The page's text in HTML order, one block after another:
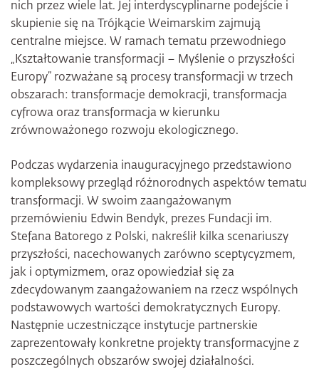
nich przez wiele lat. Jej interdyscyplinarne podejście i
skupienie się na Trójkącie Weimarskim zajmują
centralne miejsce. W ramach tematu przewodniego
„Kształtowanie transformacji – Myślenie o przyszłości
Europy” rozważane są procesy transformacji w trzech
obszarach: transformacje demokracji, transformacja
cyfrowa oraz transformacja w kierunku
zrównoważonego rozwoju ekologicznego.
Podczas wydarzenia inauguracyjnego przedstawiono
kompleksowy przegląd różnorodnych aspektów tematu
transformacji. W swoim zaangażowanym
przemówieniu Edwin Bendyk, prezes Fundacji im.
Stefana Batorego z Polski, nakreślił kilka scenariuszy
przyszłości, nacechowanych zarówno sceptycyzmem,
jak i optymizmem, oraz opowiedział się za
zdecydowanym zaangażowaniem na rzecz wspólnych
podstawowych wartości demokratycznych Europy.
Następnie uczestniczące instytucje partnerskie
zaprezentowały konkretne projekty transformacyjne z
poszczególnych obszarów swojej działalności.